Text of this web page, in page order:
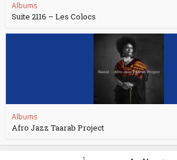
Albums
Suite 2116 – Les Colocs
Albums
Afro Jazz Taarab Project